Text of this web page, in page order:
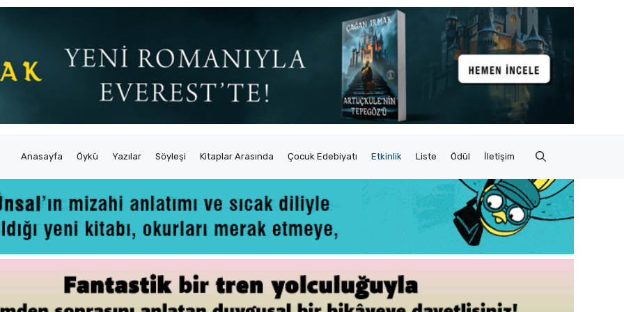
Anasayfa Öykü Yazılar Söyleşi Kitaplar Arasında Çocuk Edebiyatı Etkinlik Liste Ödül İletişim